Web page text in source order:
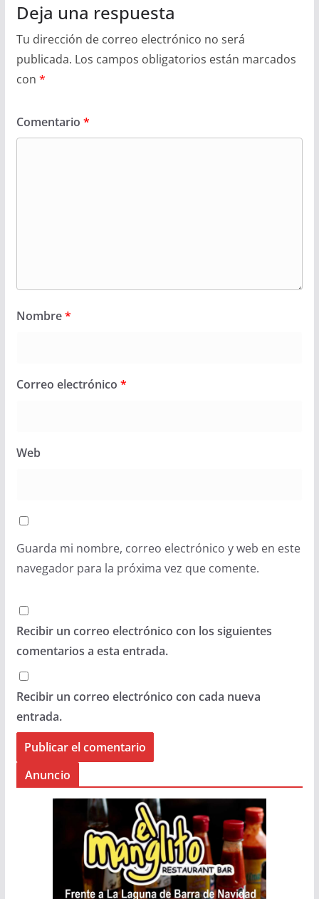
Deja una respuesta
Tu dirección de correo electrónico no será
publicada. Los campos obligatorios están marcados
con *
Comentario *
Nombre*
Correo electrónico *
Web
Guarda mi nombre, correo electrónico y web en este
navegador para la próxima vez que comente.
Recibir un correo electrónico con los siguientes
comentarios a esta entrada.
Recibir un correo electrónico con cada nueva
entrada.
Anuncio